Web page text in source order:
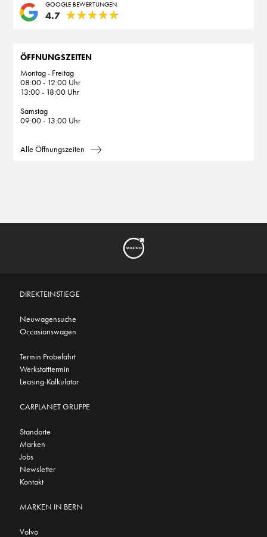
GOOGLE BEWERTUNGEN
4.7 ★★★★★
★★★★★
ÖFFNUNGSZEITEN
Montag - Freitag
08:00 - 12:00 Uhr
13:00 - 18:00 Uhr
Samstag
09:00 - 13:00 Uhr
Alle Öffnungszeiten
DIREKTEINSTIEGE
Neuwagensuche
Occasionswagen
Termin Probefahrt
Werkstatttermin
Leasing-Kalkulator
CARPLANET GRUPPE
Standorte
Marken
Jobs
Newsletter
Kontakt
MARKEN IN BERN
Volvo